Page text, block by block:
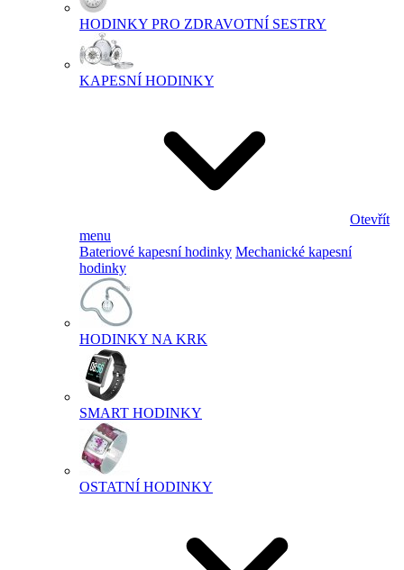
HODINKY PRO ZDRAVOTNÍ SESTRY
KAPESNÍ HODINKY
Otevřít
menu
Bateriové kapesní hodinky Mechanické kapesní
hodinky
HODINKY NA KRK
SMART HODINKY
OSTATNÍ HODINKY